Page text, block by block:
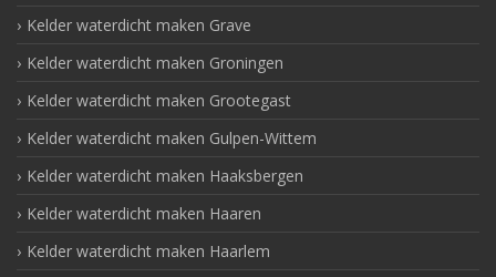
Kelder waterdicht maken Grave
Kelder waterdicht maken Groningen
Kelder waterdicht maken Grootegast
Kelder waterdicht maken Gulpen-Wittem
Kelder waterdicht maken Haaksbergen
Kelder waterdicht maken Haaren
Kelder waterdicht maken Haarlem